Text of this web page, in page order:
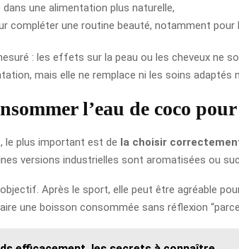
une alimentation plus naturelle,
compléter une routine beauté, notamment pour
: les effets sur la peau ou les cheveux ne
mais elle ne remplace ni les soins adaptés
l’eau de coco
le plus important est de la choisir
versions industrielles sont aromatisées ou
Après le sport, elle peut être agréable
une boisson consommée sans réflexion